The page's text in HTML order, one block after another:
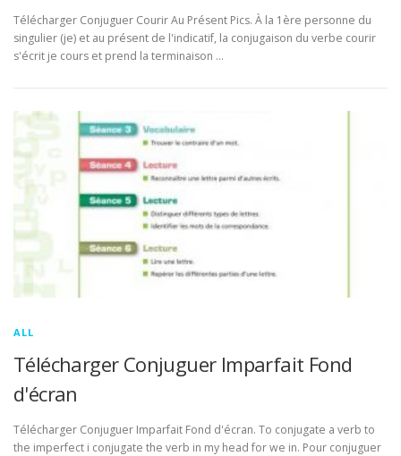
Télécharger Conjuguer Courir Au Présent Pics. À la 1ère personne du
singulier (je) et au présent de l'indicatif, la conjugaison du verbe courir
s'écrit je cours et prend la terminaison …
ALL
Télécharger Conjuguer Imparfait Fond
d'écran
Télécharger Conjuguer Imparfait Fond d'écran. To conjugate a verb to
the imperfect i conjugate the verb in my head for we in. Pour conjuguer